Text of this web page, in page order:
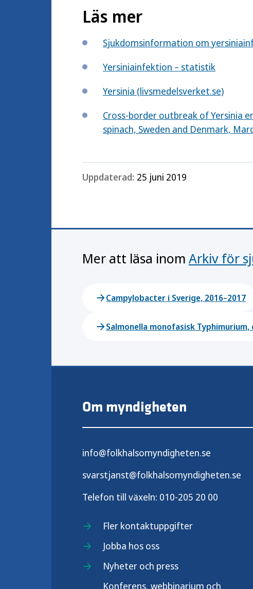
Läs mer
Sjukdomsinformation om
Yersiniainfektion – statistik
Yersinia (livsmedelsverket.se)
Cross-border outbreak of Yersinia
spinach, Sweden and Denmark,
Uppdaterad: 25 juni 2019
Mer att läsa inomArkiv för
Campylobacter i Sverige, 2016–2017
Salmonella monofasisk Typhimurium,
Om myndigheten
info@folkhalsomyndigheten.se
svarstjanst@folkhalsomyndigheten.se
Telefon till växeln: 010-205 20 00
Fler kontaktuppgifter
Jobba hos oss
Nyheter och press
Konferens, webbinarium och